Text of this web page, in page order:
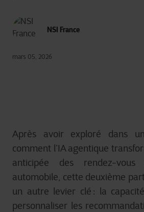
NSI France
mars 05, 2026
Après avoir exploré dans
comment l’IA agentique
anticipée des rendez-vous
automobile, cette deuxième
un autre levier clé : la capacité
personnaliser les